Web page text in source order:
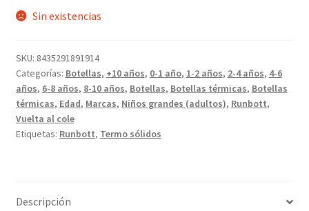
Sin existencias
SKU: 8435291891914
Categorías: Botellas, +10 años, 0-1 año, 1-2 años, 2-4 años, 4-6
años, 6-8 años, 8-10 años, Botellas, Botellas térmicas, Botellas
térmicas, Edad, Marcas, Niños grandes (adultos), Runbott,
Vuelta al cole
Etiquetas: Runbott, Termo sólidos
Descripción